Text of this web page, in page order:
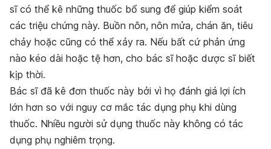
sĩ có thể kê những thuốc bổ sung để giúp kiểm soát
các triệu chứng này. Buồn nôn, nôn mửa, chán ăn, tiêu
chảy hoặc cũng có thể xảy ra. Nếu bất cứ phản ứng
nào kéo dài hoặc tệ hơn, cho bác sĩ hoặc dược sĩ biết
kịp thời.
Bác sĩ đã kê đơn thuốc này bởi vì họ đánh giá lợi ích
lớn hơn so với nguy cơ mắc tác dụng phụ khi dùng
thuốc. Nhiều người sử dụng thuốc này không có tác
dụng phụ nghiêm trọng.